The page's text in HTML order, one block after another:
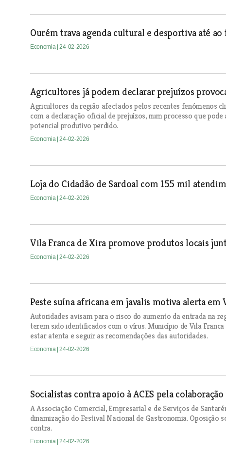
Ourém trava agenda cultural e desportiva até
Economia | 24-02-2026
Agricultores já podem declarar prejuízos
Agricultores da região afectados pelos recentes fenómenos
com a declaração oficial de prejuízos, num processo que
potencial produtivo perdido.
Economia | 24-02-2026
Loja do Cidadão de Sardoal com 155 mil
Economia | 24-02-2026
Vila Franca de Xira promove produtos locais
Economia | 24-02-2026
Peste suína africana em javalis motiva alerta em
Autoridades avisam para o risco do aumento da entrada na
terem sido identificados com o vírus. Município de Vila
estar atenta e seguir as recomendações das autoridades.
Economia | 24-02-2026
Socialistas contra apoio à ACES pela
A Associação Comercial, Empresarial e de Serviços de
dinamização do Festival Nacional de Gastronomia.
contra.
Economia | 24-02-2026